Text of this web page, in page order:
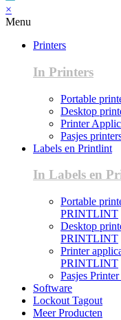
×
Menu
Printers
In Printers
Portable
Desktop
Printer
Pasjes
Labels en Printlint
In Labels en
Portable
PRINTLINT
Desktop
PRINTLINT
Printer
PRINTLINT
Pasjes
Software
Lockout Tagout
Meer Producten